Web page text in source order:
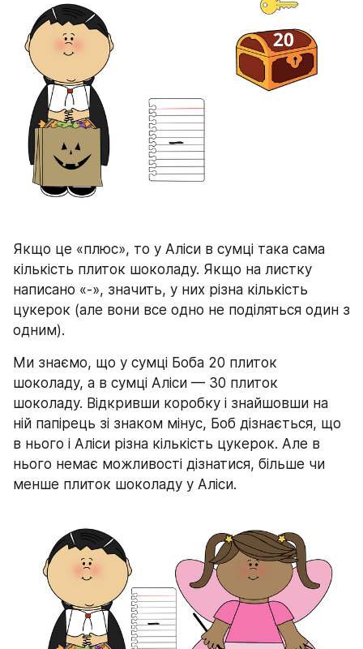
Якщо це «плюс», то у Аліси в сумці така сама
кількість плиток шоколаду. Якщо на листку
написано «-», значить, у них різна кількість
цукерок (але вони все одно не поділяться один з
одним).
Ми знаємо, що у сумці Боба 20 плиток
шоколаду, а в сумці Аліси — 30 плиток
шоколаду. Відкривши коробку і знайшовши на
ній папірець зі знаком мінус, Боб дізнається, що
в нього і Аліси різна кількість цукерок. Але в
нього немає можливості дізнатися, більше чи
менше плиток шоколаду у Аліси.